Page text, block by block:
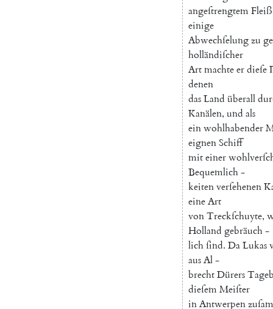
angeſtrengtemFleiß
einige
Abwechſelungzu
holländiſcher
Artmachteerdieſe
denen
dasLand überall
Kanälen, und als
einwohlhabender
eignenSchiff
miteiner
Bequemlich-
keitenverſehenen
eineArt
vonTreckſchuyte,
Holland gebräuch-
lichſind. DaLukas
ausAl-
brechtDürers
dieſemMeiſter
inAntwerpen